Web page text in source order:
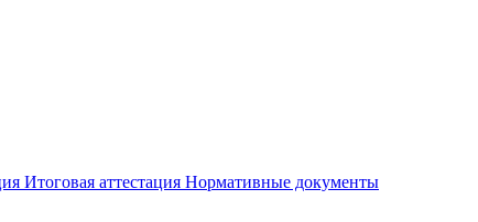
Итоговая аттестация Нормативные документы